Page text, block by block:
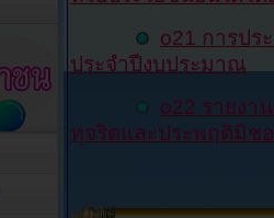
o21 การปร
ประจำปีงบประมาณ
o22 รายงา
ทุจริตและประพฤติมิช